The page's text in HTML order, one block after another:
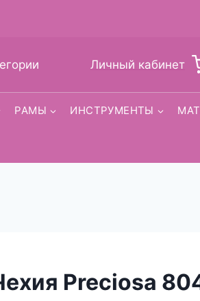
Личный кабинет
РАМЫ ИНСТРУМЕНТЫ
Preciosa